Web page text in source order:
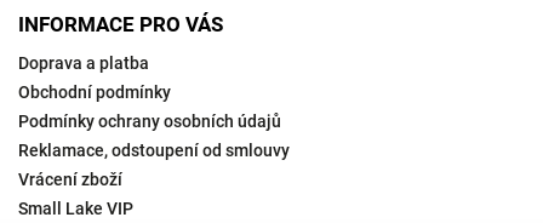
INFORMACE PRO VÁS
Doprava a platba
Obchodní podmínky
Podmínky ochrany osobních údajů
Reklamace, odstoupení od smlouvy
Vrácení zboží
Small Lake VIP